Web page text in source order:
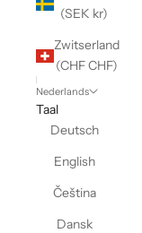
(SEK kr)
Zwitserland
(CHF CHF)
Nederlands
Taal
Deutsch
English
Čeština
Dansk